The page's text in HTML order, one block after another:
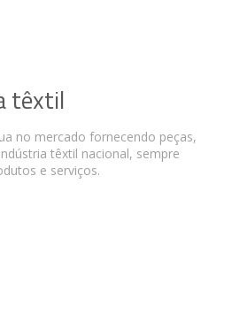
têxtil
no mercado fornecendo peças,
têxtil nacional, sempre
e serviços.